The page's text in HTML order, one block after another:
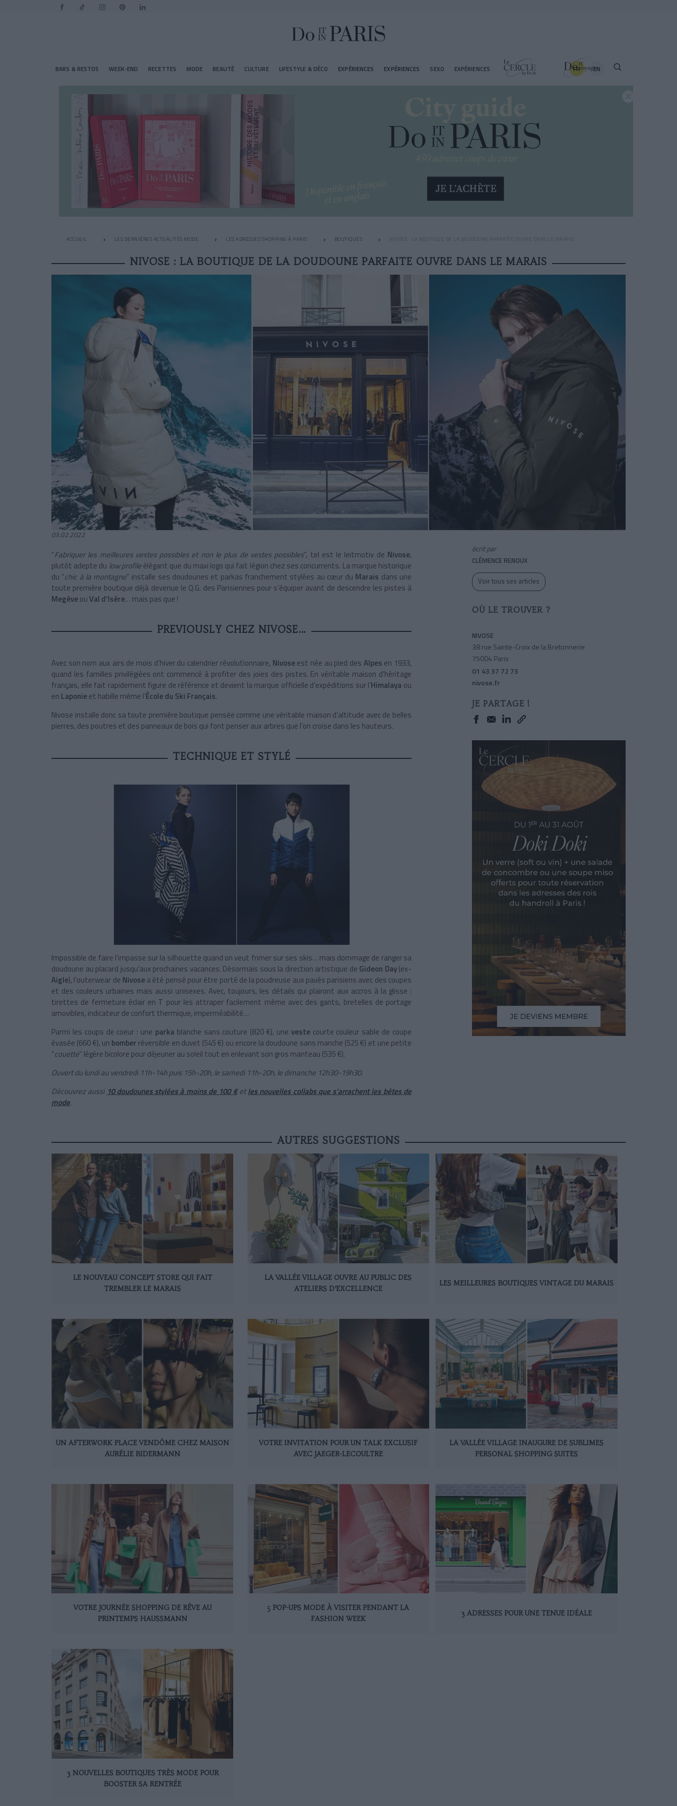
BARS & RESTOS WEEK-END RECETTES MODE BEAUTÉ CULTURE LIFESTYLE & DÉCO EXPÉRIENCES EXPÉRIENCES SEXO EXPÉRIENCES FR EN
ACCUEIL LES DERNIÈRES ACTUALITÉS MODE LES ADRESSES SHOPPING À PARIS BOUTIQUES NIVOSE : LA BOUTIQUE DE LA DOUDOUNE PARFAITE OUVRE DANS LE MARAIS
NIVOSE : LA BOUTIQUE DE LA DOUDOUNE PARFAITE OUVRE DANS LE MARAIS
03.02.2022
“Fabriquer les meilleures vestes possibles et non le plus de vestes possibles”, tel est le leitmotiv de Nivose,
plutôt adepte du low profileélégant que du maxi logo qui fait légion chez ses concurrents. La marque historique
du “chic à la montagne” installe ses doudounes et parkas franchement stylées au cœur du Marais dans une
toute première boutique déjà devenue le Q.G. des Parisiennes pour s’équiper avant de descendre les pistes à
MegèveouVal d’Isère… mais pas que !
PREVIOUSLY CHEZ NIVOSE…
Avec son nom aux airs de mois d’hiver du calendrier révolutionnaire, Nivoseest née au pied des Alpes en 1933,
quand les familles privilégiées ont commencé à profiter des joies des pistes. En véritable maison d’héritage
français, elle fait rapidement figure de référence et devient la marque officielle d’expéditions sur l’Himalaya ou
en Laponieet habille même l’École du Ski Français.
Nivose installe donc sa toute première boutique pensée comme une véritable maison d’altitude avec de belles
pierres, des poutres et des panneaux de bois qui font penser aux arbres que l’on croise dans les hauteurs.
TECHNIQUE ET STYLÉ
Impossible de faire l’impasse sur la silhouette quand on veut frimer sur ses skis… mais dommage de ranger sa
doudoune au placard jusqu’aux prochaines vacances. Désormais sous la direction artistique de Gideon Day(ex-
Aigle), l’outerwear de Nivosea été pensé pour être porté de la poudreuse aux pavés parisiens avec des coupes
et des couleurs urbaines mais aussi unisexes. Avec, toujours, les détails qui plairont aux accros à la glisse :
tirettes de fermeture éclair en T pour les attraper facilement même avec des gants, bretelles de portage
amovibles, indicateur de confort thermique, imperméabilité…
Parmi les coups de coeur : une parka blanche sans couture (820 €), une veste courte couleur sable de coupe
évasée (660 €), un bomber réversible en duvet (545 €) ou encore la doudoune sans manche (525 €) et une petite
“couette” légère bicolore pour déjeuner au soleil tout en enlevant son gros manteau (535 €).
Ouvert du lundi au vendredi 11h-14h puis 15h-20h, le samedi 11h-20h, le dimanche 12h30-19h30.
Découvrez aussi 10 doudounes stylées à moins de 100 €etles nouvelles collabs que s’arrachent les bêtes de
mode.
écrit par
CLÉMENCE RENOUX
Voir tous ses articles
OÙ LE TROUVER ?
NIVOSE
38 rue Sainte-Croix de la Bretonnerie
75004 Paris
01 43 37 72 73
nivose.fr
JE PARTAGE !
AUTRES SUGGESTIONS
LE NOUVEAU CONCEPT STORE QUI FAIT
TREMBLER LE MARAIS
LA VALLÉE VILLAGE OUVRE AU PUBLIC DES
ATELIERS D’EXCELLENCE
LES MEILLEURES BOUTIQUES VINTAGE DU MARAIS
UN AFTERWORK PLACE VENDÔME CHEZ MAISON
AURÉLIE BIDERMANN
VOTRE INVITATION POUR UN TALK EXCLUSIF
AVEC JAEGER-LECOULTRE
LA VALLÉE VILLAGE INAUGURE DE SUBLIMES
PERSONAL SHOPPING SUITES
VOTRE JOURNÉE SHOPPING DE RÊVE AU
PRINTEMPS HAUSSMANN
5 POP-UPS MODE À VISITER PENDANT LA
FASHION WEEK
3 ADRESSES POUR UNE TENUE IDÉALE
3 NOUVELLES BOUTIQUES TRÈS MODE POUR
BOOSTER SA RENTRÉE